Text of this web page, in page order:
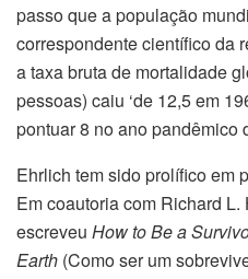
passo que a população
correspondente científico da
a taxa bruta de mortalidade
pessoas) caiu ‘de 12,5 em
pontuar 8 no ano pandêmico
Ehrlich tem sido prolífico em
Em coautoria com Richard
escreveu How to Be a
Earth (Como ser um